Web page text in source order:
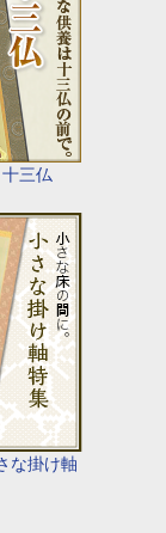
十三仏
な掛け軸